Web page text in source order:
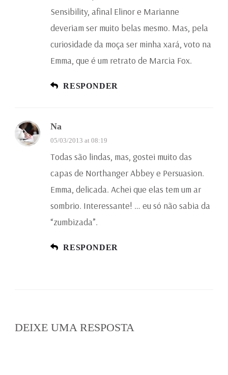
Sensibility, afinal Elinor e Marianne
deveriam ser muito belas mesmo. Mas, pela
curiosidade da moça ser minha xará, voto na
Emma, que é um retrato de Marcia Fox.
RESPONDER
Na
05/03/2013 at 08:19
Todas são lindas, mas, gostei muito das
capas de Northanger Abbey e Persuasion.
Emma, delicada. Achei que elas tem um ar
sombrio. Interessante! … eu só não sabia da
“zumbizada”.
RESPONDER
DEIXE UMA RESPOSTA